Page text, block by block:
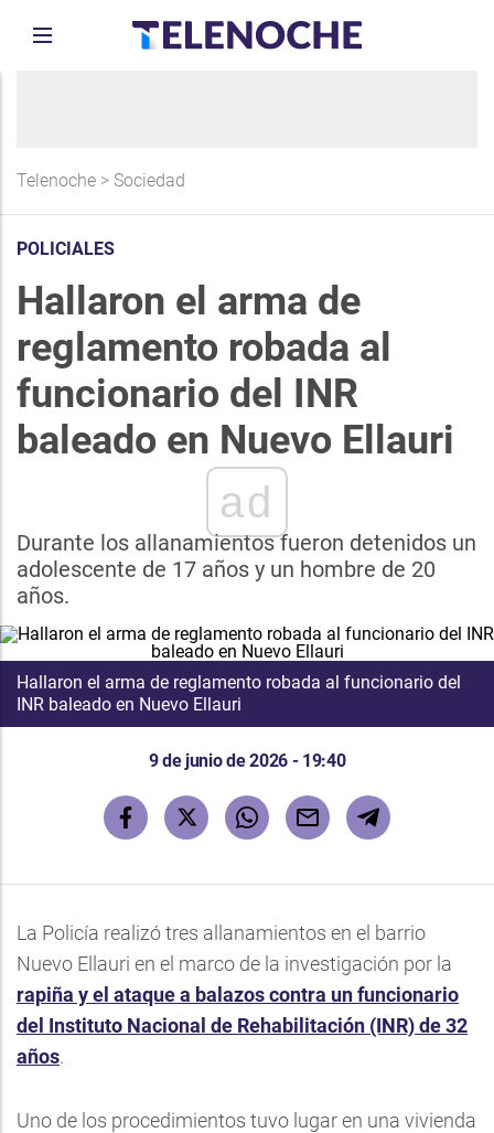
Telenoche > Sociedad
POLICIALES
Hallaron el arma de
reglamento robada al
funcionario del INR
baleado en Nuevo Ellauri
ad
Durante los allanamientos fueron detenidos un
adolescente de 17 años y un hombre de 20
años.
Hallaron el arma de reglamento robada al funcionario del
INR baleado en Nuevo Ellauri
9 de junio de 2026 - 19:40
La Policía realizó tres allanamientos en el barrio
Nuevo Ellauri en el marco de la investigación por la
rapiña y el ataque a balazos contra un funcionario
del Instituto Nacional de Rehabilitación (INR) de 32
años.
Uno de los procedimientos tuvo lugar en una vivienda